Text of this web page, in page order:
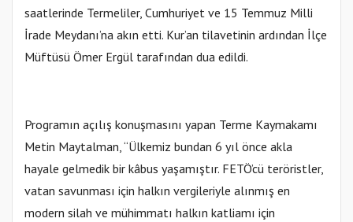
saatlerinde Termeliler, Cumhuriyet ve 15 Temmuz Milli
İrade Meydanı’na akın etti. Kur’an tilavetinin ardından İlçe
Müftüsü Ömer Ergül tarafından dua edildi.
Programın açılış konuşmasını yapan Terme Kaymakamı
Metin Maytalman, “Ülkemiz bundan 6 yıl önce akla
hayale gelmedik bir kâbus yaşamıştır. FETÖ’cü teröristler,
vatan savunması için halkın vergileriyle alınmış en
modern silah ve mühimmatı halkın katliamı için